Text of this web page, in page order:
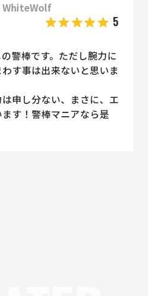
WhiteWolf
5
警棒です。ただし腕力に
す事は出来ないと思いま
申し分ない、まさに、エ
す！警棒マニアなら是